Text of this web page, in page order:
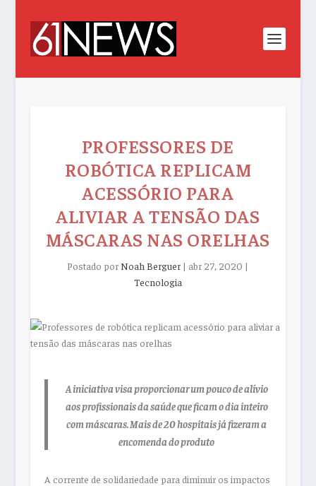
PROFESSORES DE
ROBÓTICA REPLICAM
ACESSÓRIO PARA
ALIVIAR A TENSÃO DAS
MÁSCARAS NAS ORELHAS
Postado por Noah Berguer| abr 27, 2020 |
Tecnologia
A iniciativa visa proporcionar um pouco de alívio
aos profissionais da saúde que ficam o dia inteiro
commáscaras. Mais de 20 hospitais já fizeram a
encomenda do produto
A corrente de solidariedade para diminuir os impactos